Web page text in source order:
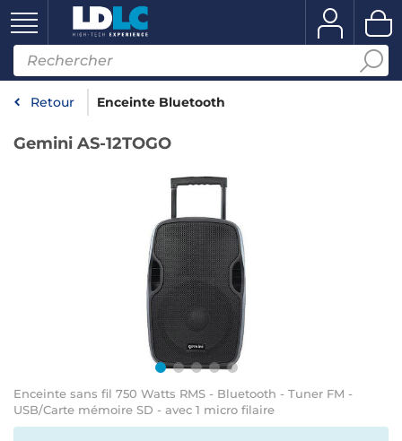
Retour Enceinte Bluetooth
Gemini AS-12TOGO
Enceinte sans fil 750 Watts RMS - Bluetooth - Tuner FM -
USB/Carte mémoire SD - avec 1 micro filaire